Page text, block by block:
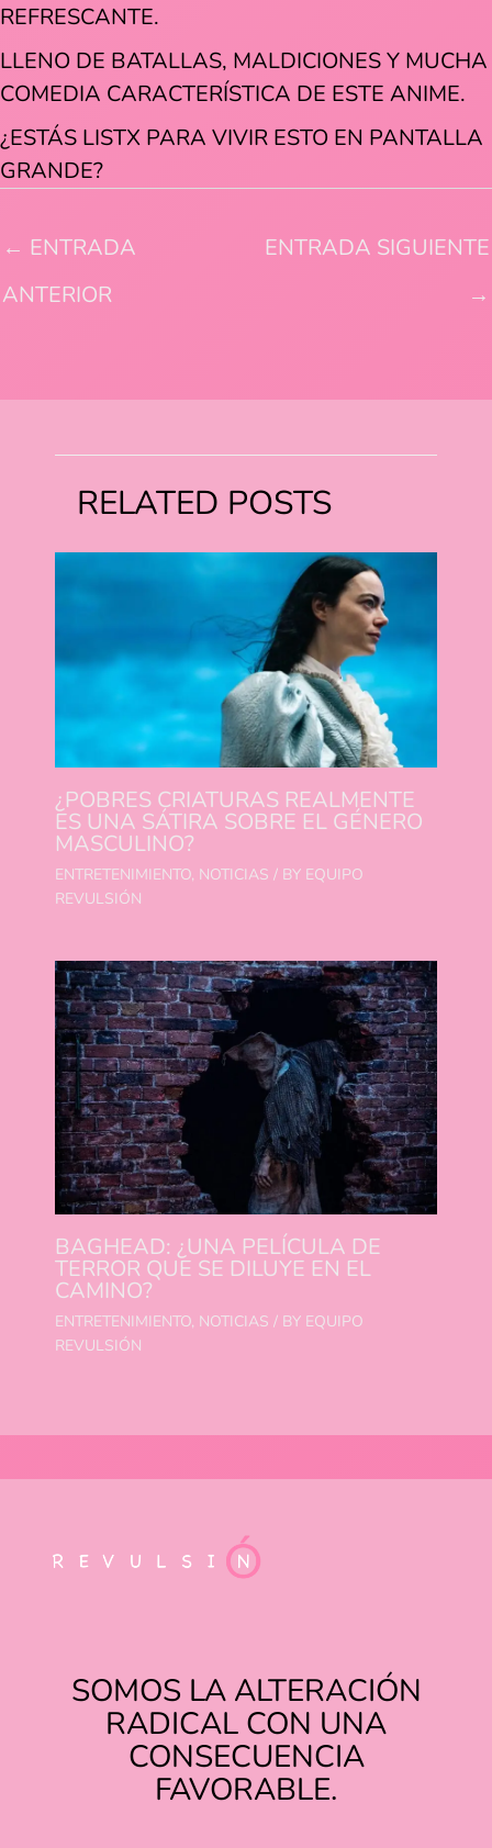
REFRESCANTE.
LLENO DE BATALLAS, MALDICIONES Y MUCHA
COMEDIA CARACTERÍSTICA DE ESTE ANIME.
¿ESTÁS LISTX PARA VIVIR ESTO EN PANTALLA
GRANDE?
← ENTRADA
ANTERIOR
ENTRADA SIGUIENTE
→
RELATED POSTS
¿POBRES CRIATURAS REALMENTE
ES UNA SÁTIRA SOBRE EL GÉNERO
MASCULINO?
ENTRETENIMIENTO, NOTICIAS / BY EQUIPO
REVULSIÓN
BAGHEAD: ¿UNA PELÍCULA DE
TERROR QUE SE DILUYE EN EL
CAMINO?
ENTRETENIMIENTO, NOTICIAS / BY EQUIPO
REVULSIÓN
SOMOS LA ALTERACIÓN
RADICAL CON UNA
CONSECUENCIA
FAVORABLE.